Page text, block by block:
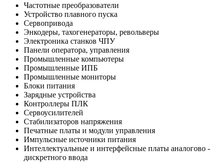
Частотные преобразователи
Устройство плавного пуска
Сервопривода
Энкодеры, тахогенераторы, револьверы
Электроника станков ЧПУ
Панели оператора, управления
Промышленные компьютеры
Промышленные ИПБ
Промышленные мониторы
Блоки питания
Зарядные устройства
Контроллеры ПЛК
Сервоусилителей
Стабилизаторов напряжения
Печатные платы и модули управления
Импульсные источники питания
Интеллектуальные и интерфейсные платы аналогово -
дискретного ввода